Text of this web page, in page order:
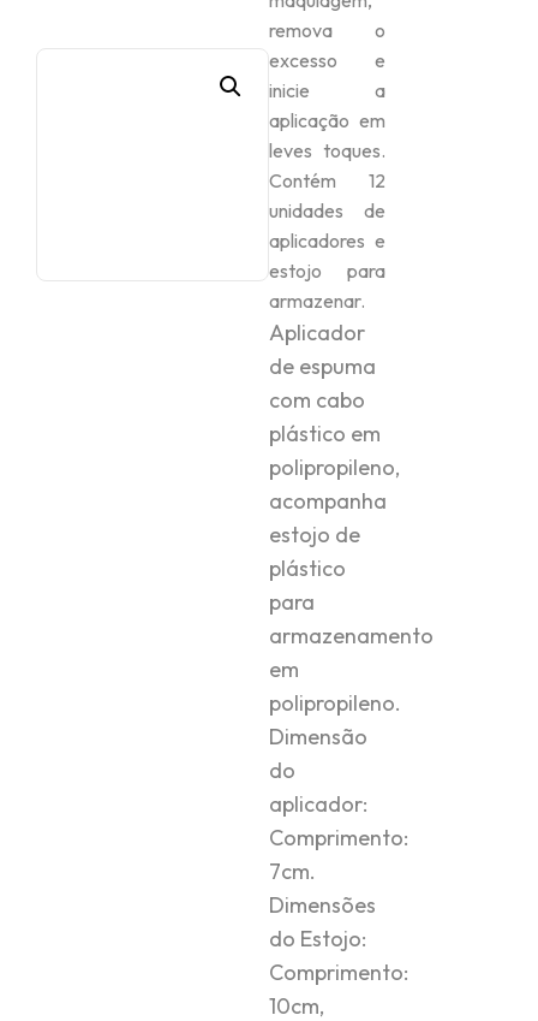
remova o
excesso e
inicie a
aplicação em
leves toques.
Contém 12
unidades de
aplicadores e
estojo para
armazenar.
Aplicador
de espuma
com cabo
plástico em
polipropileno,
acompanha
estojo de
plástico
para
armazenamento
em
polipropileno.
Dimensão
do
aplicador:
Comprimento:
7cm.
Dimensões
do Estojo:
Comprimento:
10cm,